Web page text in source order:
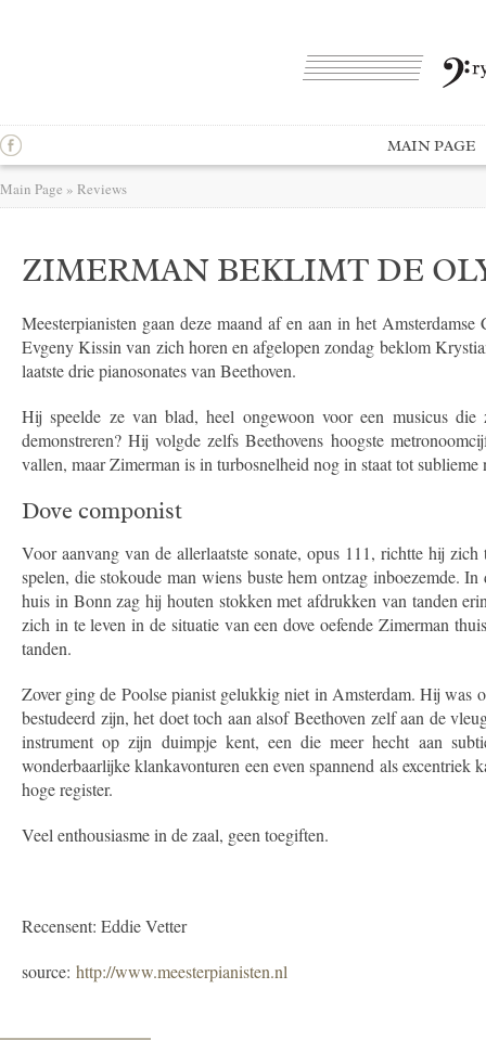
MAIN PAGE
Main Page » Reviews
ZIMERMAN BEKLIMT DE
Meesterpianisten gaan deze maand af en aan in het
Evgeny Kissin van zich horen en afgelopen zondag beklom
laatste drie pianosonates van Beethoven.
Hij speelde ze van blad, heel ongewoon voor een musicus
demonstreren? Hij volgde zelfs Beethovens hoogste
vallen, maar Zimerman is in turbosnelheid nog in staat tot sublieme
Dove componist
Voor aanvang van de allerlaatste sonate, opus 111, richtte hij
spelen, die stokoude man wiens buste hem ontzag inboezemde.
huis in Bonn zag hij houten stokken met afdrukken van tanden
zich in te leven in de situatie van een dove oefende Zimerman
tanden.
Zover ging de Poolse pianist gelukkig niet in Amsterdam. Hij was
bestudeerd zijn, het doet toch aan alsof Beethoven zelf aan de
instrument op zijn duimpje kent, een die meer hecht aan
wonderbaarlijke klankavonturen een even spannend als
hoge register.
Veel enthousiasme in de zaal, geen toegiften.
Recensent: Eddie Vetter
source: http://www.meesterpianisten.nl